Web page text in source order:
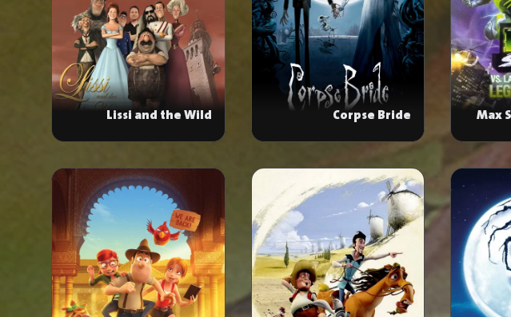
Max
Corpse Bride
Lissi and the Wild